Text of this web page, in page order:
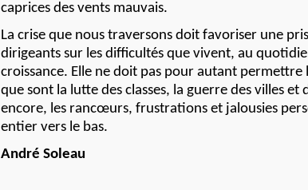
caprices des vents mauvais.
La crise que nous traversons doit favoriser une
dirigeants sur les difficultés que vivent, au
croissance. Elle ne doit pas pour autant permettre
que sont la lutte des classes, la guerre des villes et
encore, les rancœurs, frustrations et jalousies
entier vers le bas.
André Soleau